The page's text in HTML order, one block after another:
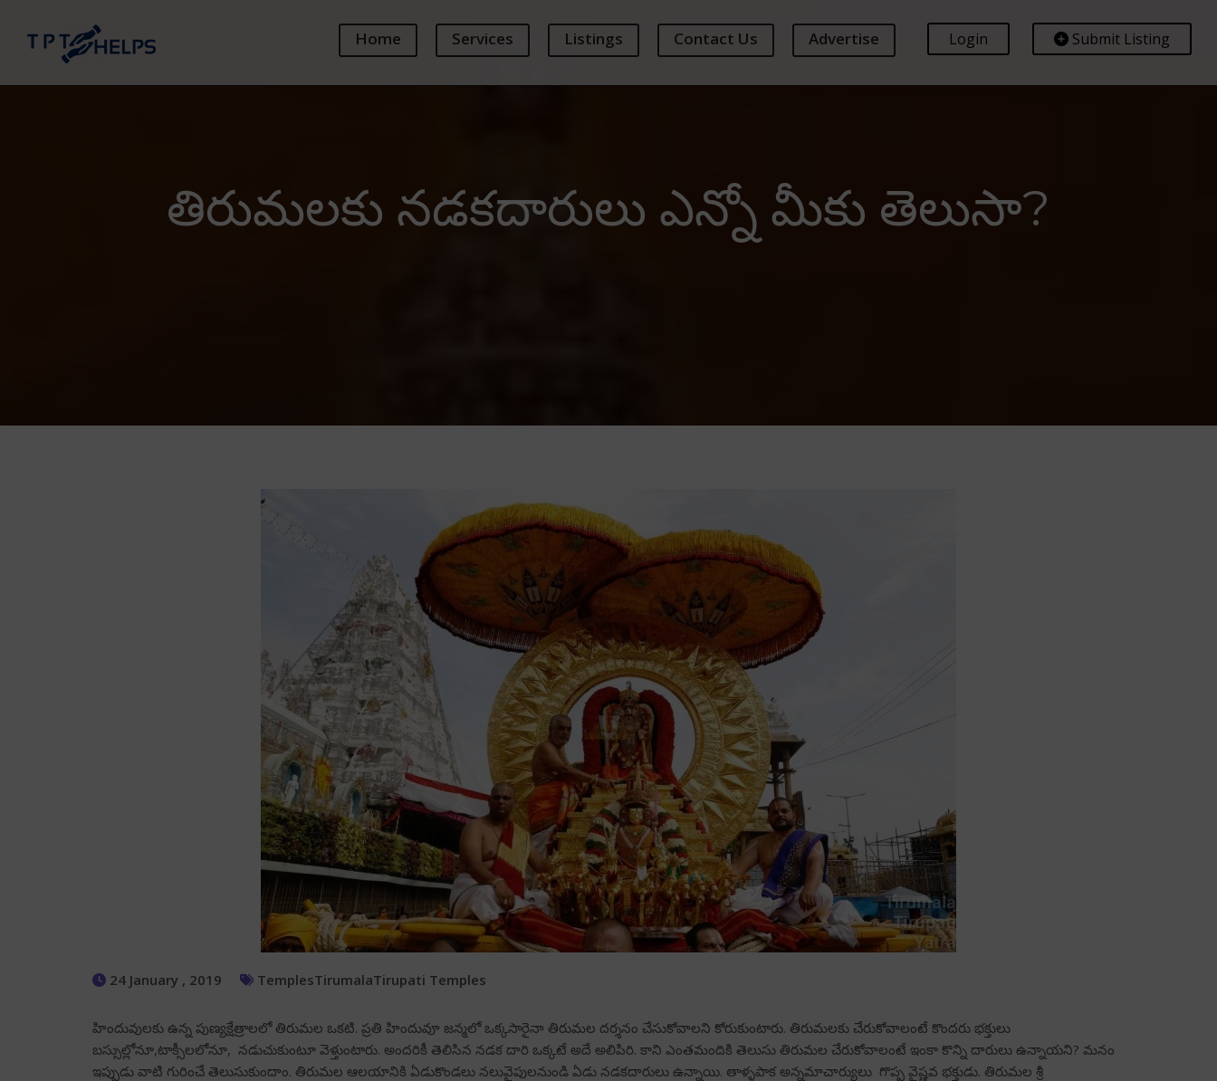
Home Services Listings Contact Us Advertise Submit Listing
Login
తిరుమలకు నడకదారులు ఎన్నో మీకు తెలుసా?
24 January , 2019 TemplesTirumalaTirupati Temples
హిందువులకు ఉన్న పుణ్యక్షేత్రాలలో తిరుమల ఒకటి. ప్రతి హిందువూ జన్మలో ఒక్కసారైనా తిరుమల దర్శనం చేసుకోవాలని కోరుకుంటారు. తిరుమలకు చేరుకోవాలంటే కొందరు భక్తులు
బస్సుల్లోనూ,టాక్సీలలోనూ, నడుచుకుంటూ వెళ్తుంటారు. అందరికీ తెలిసిన నడక దారి ఒక్కటే అదే అలిపిరి. కాని ఎంతమందికి తెలుసు తిరుమల చేరుకోవాలంటే ఇంకా కొన్ని దారులు ఉన్నాయని? మనం
ఇప్పుడు వాటి గురించే తెలుసుకుందాం. తిరుమల ఆలయానికి ఏడుకొండలు నలువైపులనుండి ఏడు నడకదారులు ఉన్నాయి. తాళ్ళపాక అన్నమాచార్యులు గొప్ప వైష్ణవ భక్తుడు. తిరుమల శ్రీ